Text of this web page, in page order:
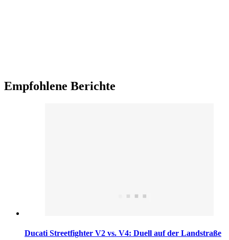
Empfohlene Berichte
Ducati Streetfighter V2 vs. V4: Duell auf der Landstraße